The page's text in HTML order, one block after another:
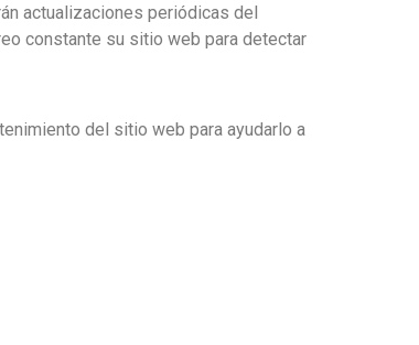
actualizaciones periódicas del
constante su sitio web para detectar
del sitio web para ayudarlo a